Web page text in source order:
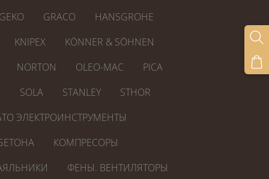
GRACO
HANSGROHE
KNIPEX
KÖNNER & SÖHNEN
NORTON
OLEO-MAC
PICA
SOLA STANLEY
STHOR
ЭЛЕКТРОИНСТРУМЕНТЫ
КОМПРЕСОРЫ
ФЕНЫ. ВЕНТИЛЯТОРЫ